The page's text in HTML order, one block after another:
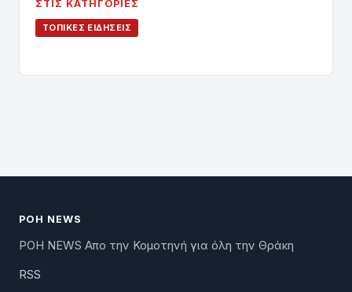
ΣΤΙΣ ΚΑΤΗΓΟΡΊΕΣ
ΤΟΠΙΚΈΣ ΕΙΔΉΣΕΙΣ
ΡΟΗ NEWS
ΡΟΗ NEWS Απο την Κομοτηνή για όλη την Θράκη
RSS